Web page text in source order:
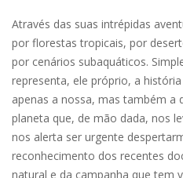
Através das suas intrépidas
por florestas tropicais, por
por cenários subaquáticos.
representa, ele próprio, a
apenas a nossa, mas também a
planeta que, de mão dada, nos
nos alerta ser urgente
reconhecimento dos recentes
natural e da campanha que tem